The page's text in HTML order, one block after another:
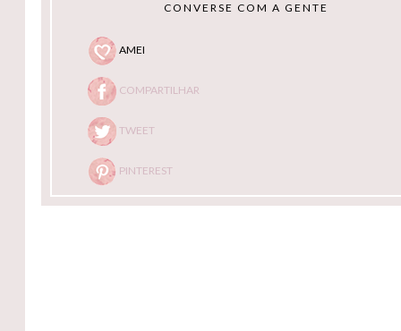
CONVERSE COM A GENTE
AMEI
COMPARTILHAR
TWEET
PINTEREST